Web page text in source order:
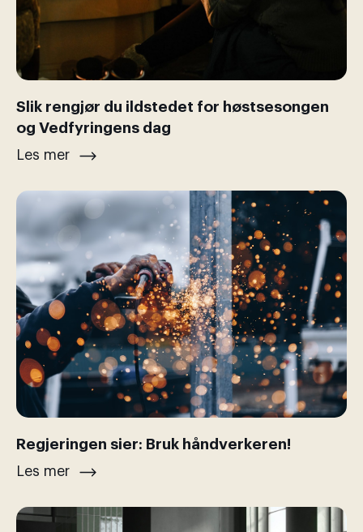
Slik rengjør du ildstedet for høstsesongen
og Vedfyringens dag
Les mer
Regjeringen sier: Bruk håndverkeren!
Les mer